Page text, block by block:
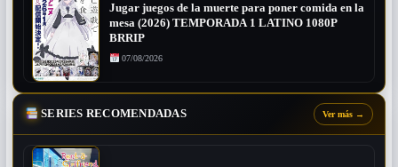
Jugar juegos de la muerte para poner comida en la
mesa (2026) TEMPORADA 1 LATINO 1080P
BRRIP
07/08/2026
SERIES RECOMENDADAS Ver más →